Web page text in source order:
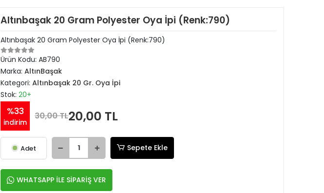
Altınbaşak 20 Gram Polyester Oya İpi (Renk:790)
Altınbaşak 20 Gram Polyester Oya İpi (Renk:790)
Ürün Kodu: AB790
Marka: AltınBaşak
Kategori: Altınbaşak 20 Gr. Oya İpi
Stok: 20+
%33
indirim
30,00 TL20,00 TL
Adet Sepete Ekle
WHATSAPP İLE SİPARİŞ VER